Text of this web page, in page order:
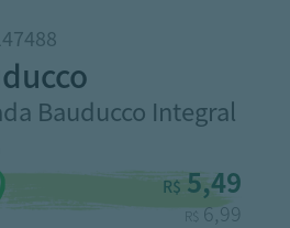
Bauducco Integral
R$ 5,49
R$ 6,99